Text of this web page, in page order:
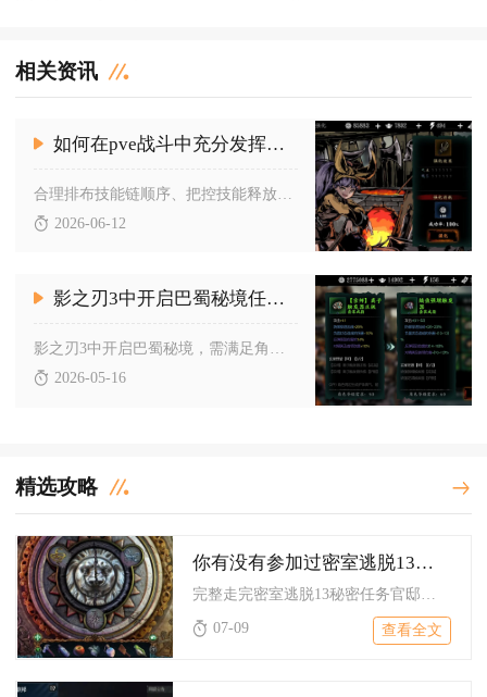
相关资讯
如何在pve战斗中充分发挥影之刃械师技能链的威力
2026-06-12
影之刃3中开启巴蜀秘境任务的方法是什么
2026-05-16
精选攻略
你有没有参加过密室逃脱13秘密任务官邸的挑战
完整走完密室逃脱13秘密任务官邸全流程需要遵循场景递进解谜逻...
07-09
查看全文